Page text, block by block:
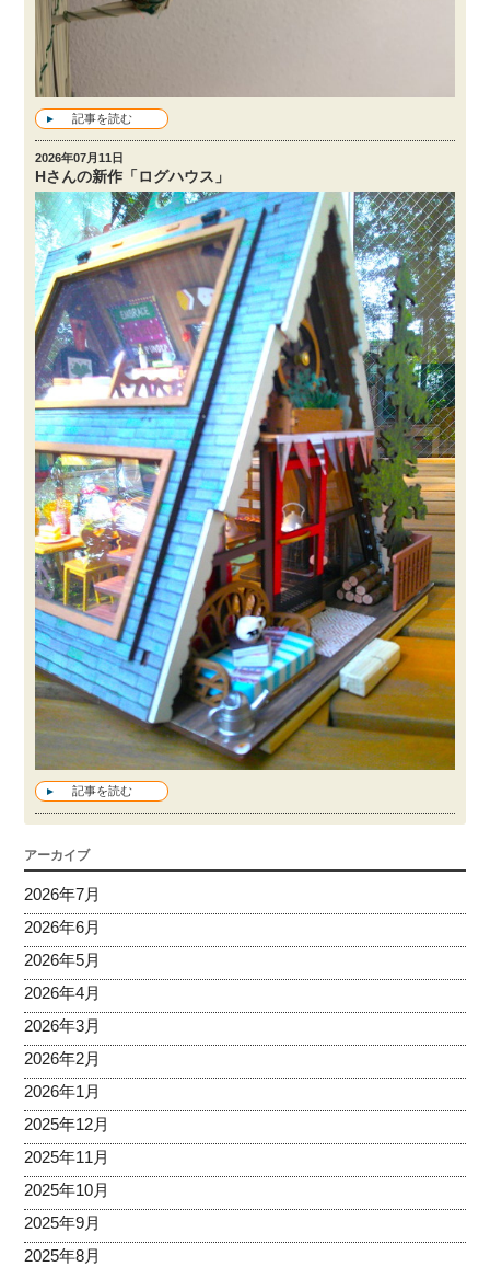
記事を読む
2026年07月11日
Hさんの新作「ログハウス」
記事を読む
アーカイブ
2026年7月
2026年6月
2026年5月
2026年4月
2026年3月
2026年2月
2026年1月
2025年12月
2025年11月
2025年10月
2025年9月
2025年8月